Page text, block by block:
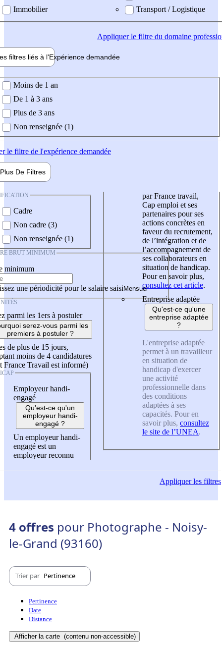
Immobilier
Transport / Logistique
Appliquerle filtre du domaine
filtres liés à l'Expérience demandée
demandée
Moins de 1 an
De 1 à 3 ans
Plus de 3 ans
Non renseignée (1)
le filtre de l'expérience demandée
Plus De Filtres
Cadre
Non cadre (3)
Non renseignée (1)
BRUT MINIMUM
minimum
une périodicité pour le salaire saisi
parmi les 1ers à postuler
serez-vous parmi les
premiers à postuler ?
de plus de 15 jours,
moins de 4 candidatures
France Travail est informé)
Employeur handi-
engagé
Qu'est-ce qu'un
employeur handi-
engagé ?
Un employeur handi-
engagé est un
employeur reconnu
par France travail,
Cap emploi et ses
partenaires pour ses
actions concrètes en
faveur du recrutement,
de l’intégration et de
l’accompagnement de
ses collaborateurs en
situation de handicap.
Pour en savoir plus,
consultez cet article.
Entreprise adaptée
Qu'est-ce qu'une
entreprise adaptée
?
L'entreprise adaptée
permet à un travailleur
en situation de
handicap d'exercer
une activité
professionnelle dans
des conditions
adaptées à ses
capacités. Pour en
savoir plus, consultez
le site de l’UNEA.
Appliquerles filtres
4 offres pour Photographe - Noisy-
le-Grand (93160)
Trier par Pertinence
Pertinence
Date
Distance
Afficher la carte (contenu non-accessible)